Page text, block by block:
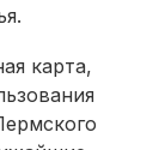
карта,